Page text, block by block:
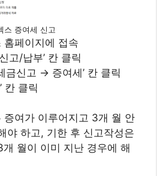
스 증여세 신고
홈페이지에 접속
고/납부’ 칸 클릭
금신고 → 증여세’ 칸 클릭
칸 클릭
증여가 이루어지고 3개 월 안
야 하고, 기한 후 신고작성은
월이 이미 지난 경우에 해